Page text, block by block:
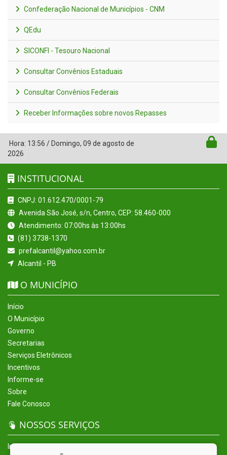
Confederação Nacional de Municípios - CNM
QEdu
SICONFI - Tesouro Nacional
Consultar Convênios Estaduais
Consultar Convênios Federais
Receber Informações sobre novos Repasses
Hora: 13:56 / Domingo, 09 de agosto de
2026
INSTITUCIONAL
CNPJ: 01.612.470/0001-79
Avenida São José, s/n, Centro, CEP: 58.460-000
Atendimento: 07:00hs às 13:00hs
(81) 3738-1370
prefalcantil@yahoo.com.br
Alcantil - PB
O MUNICÍPIO
Início
O Município
Governo
Secretarias
Serviços Eletrônicos
Incentivos
Informe-se
Sobre
Fale Conosco
NOSSOS SERVIÇOS
Início